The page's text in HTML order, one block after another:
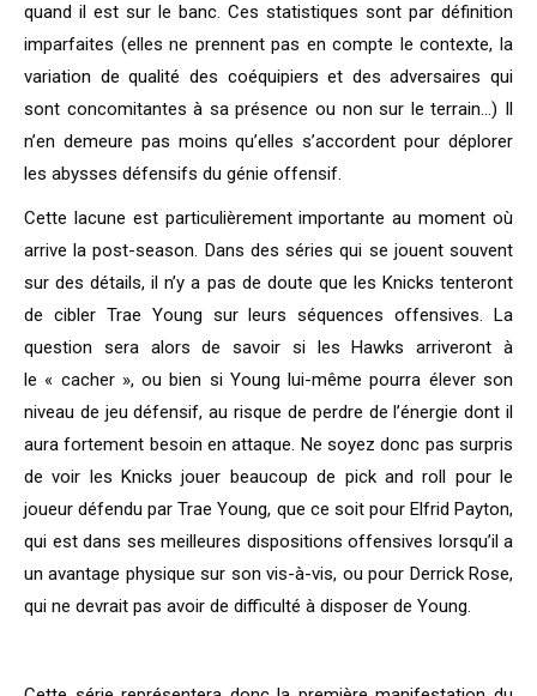
quand il est sur le banc. Ces statistiques sont par définition
imparfaites (elles ne prennent pas en compte le contexte, la
variation de qualité des coéquipiers et des adversaires qui
sont concomitantes à sa présence ou non sur le terrain…) Il
n’en demeure pas moins qu’elles s’accordent pour déplorer
les abysses défensifs du génie offensif.
Cette lacune est particulièrement importante au moment où
arrive la post-season. Dans des séries qui se jouent souvent
sur des détails, il n’y a pas de doute que les Knicks tenteront
de cibler Trae Young sur leurs séquences offensives. La
question sera alors de savoir si les Hawks arriveront à
le « cacher », ou bien si Young lui-même pourra élever son
niveau de jeu défensif, au risque de perdre de l’énergie dont il
aura fortement besoin en attaque. Ne soyez donc pas surpris
de voir les Knicks jouer beaucoup de pick and roll pour le
joueur défendu par Trae Young, que ce soit pour Elfrid Payton,
qui est dans ses meilleures dispositions offensives lorsqu’il a
un avantage physique sur son vis-à-vis, ou pour Derrick Rose,
qui ne devrait pas avoir de difficulté à disposer de Young.